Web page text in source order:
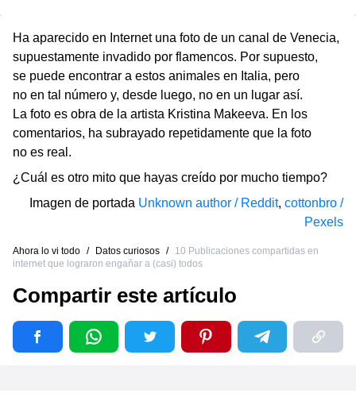
Ha aparecido en Internet una foto de un canal de Venecia,
supuestamente invadido por flamencos. Por supuesto,
se puede encontrar a estos animales en Italia, pero
no en tal número y, desde luego, no en un lugar así.
La foto es obra de la artista Kristina Makeeva. En los
comentarios, ha subrayado repetidamente que la foto
no es real.
¿Cuál es otro mito que hayas creído por mucho tiempo?
Imagen de portada Unknown author / Reddit, cottonbro /
Pexels
Ahora lo vi todo / Datos curiosos /
10 Publicaciones compartidas en
internet que lograron engañar a (casi) todos
Compartir este artículo